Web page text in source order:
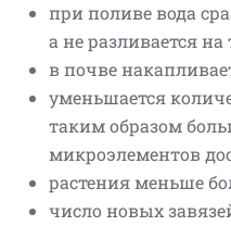
при поливе вода
а не разливается
в почве
уменьшается
таким образом
микроэлементов
растения меньше
число новых